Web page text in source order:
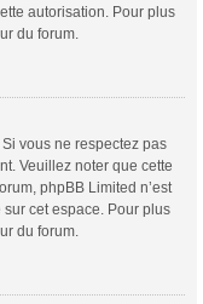
autorisation. Pour plus
du forum.
vous ne respectez pas
Veuillez noter que cette
phpBB Limited n’est
cet espace. Pour plus
du forum.